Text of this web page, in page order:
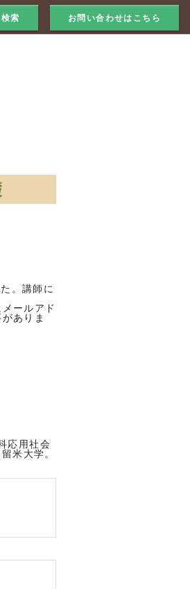
索 お問い合わせはこちら
。講師に
ールアド
ありま
応用社会
米大学。